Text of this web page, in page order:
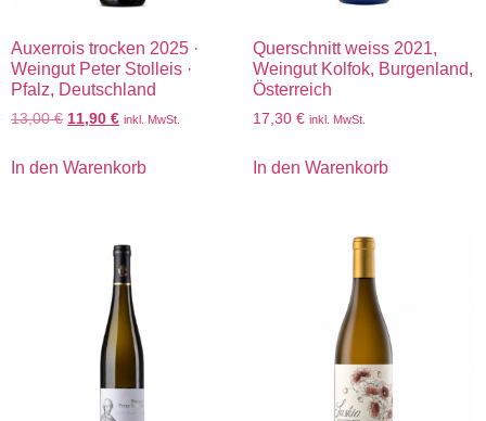
Auxerrois trocken 2025 ·
Weingut Peter Stolleis ·
Pfalz, Deutschland
13,00€ 11,90 € inkl. MwSt.
In den Warenkorb
Querschnitt weiss 2021,
Weingut Kolfok, Burgenland,
Österreich
17,30 € inkl. MwSt.
In den Warenkorb